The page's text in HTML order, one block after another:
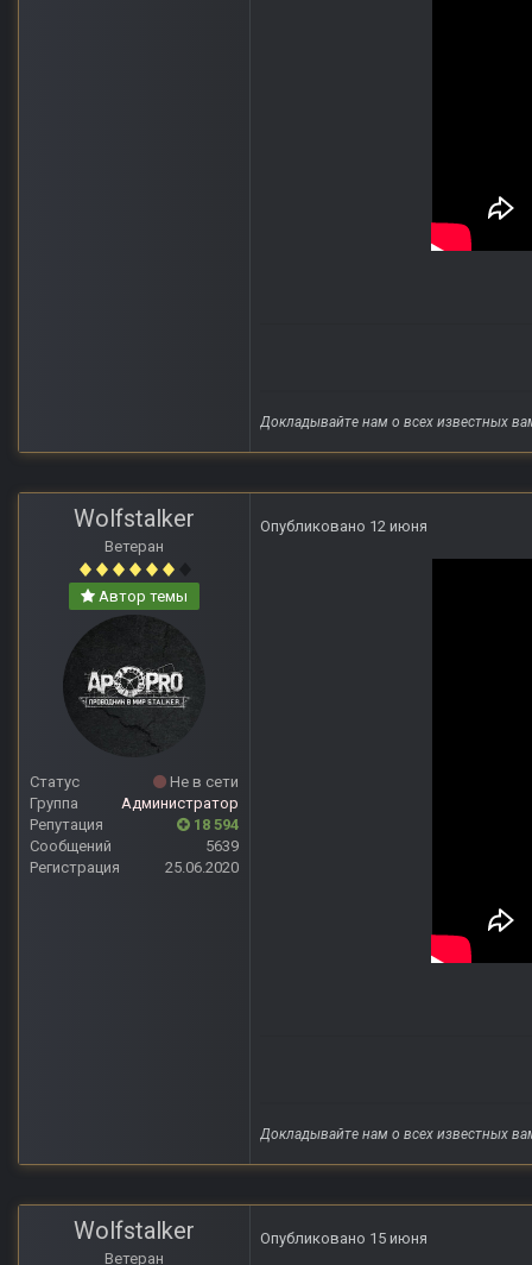
Докладывайте нам о всех известных
Wolfstalker
Ветеран
Автор темы
Статус
Не в сети
Группа
Администратор
Репутация
18 594
Сообщений
5639
Регистрация
25.06.2020
Опубликовано 12 июня
Докладывайте нам о всех известных
Wolfstalker
Ветеран
Опубликовано 15 июня